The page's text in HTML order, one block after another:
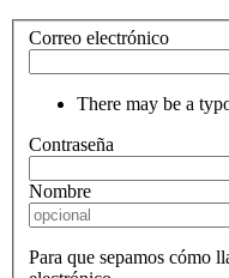
Correo electrónico
There may be a
Contraseña
Nombre
Para que sepamos cómo